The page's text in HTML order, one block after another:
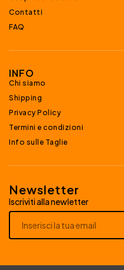
Contatti
FAQ
INFO
Chi siamo
Shipping
Privacy Policy
Termini e condizioni
Info sulle Taglie
Newsletter
Iscriviti alla newletter